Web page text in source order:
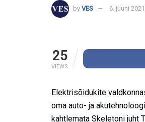
by VES 6. juuni 2021
25
VIEWS
Elektrisõidukite
oma auto- ja
kahtlemata Skeletoni juht